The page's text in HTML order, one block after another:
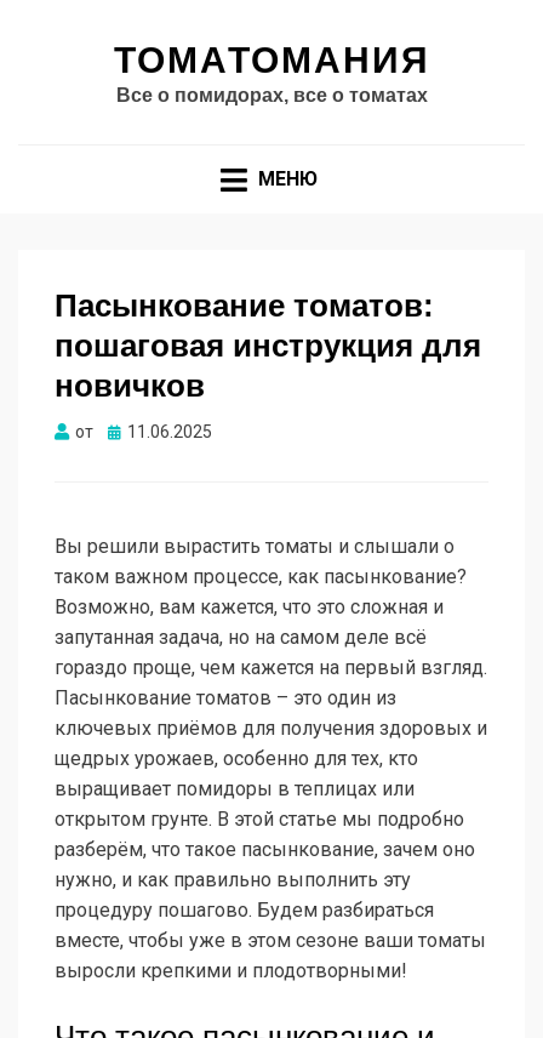
ТОМАТОМАНИЯ
Все о помидорах, все о томатах
МЕНЮ
Пасынкование томатов:
пошаговая инструкция для
новичков
от Опубликовано
11.06.2025
Вы решили вырастить томаты и слышали о
таком важном процессе, как пасынкование?
Возможно, вам кажется, что это сложная и
запутанная задача, но на самом деле всё
гораздо проще, чем кажется на первый взгляд.
Пасынкование томатов – это один из
ключевых приёмов для получения здоровых и
щедрых урожаев, особенно для тех, кто
выращивает помидоры в теплицах или
открытом грунте. В этой статье мы подробно
разберём, что такое пасынкование, зачем оно
нужно, и как правильно выполнить эту
процедуру пошагово. Будем разбираться
вместе, чтобы уже в этом сезоне ваши томаты
выросли крепкими и плодотворными!